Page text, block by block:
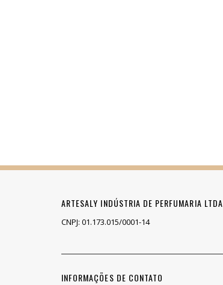
ARTESALY INDÚSTRIA DE PERFUMARIA LTDA
CNPJ: 01.173.015/0001-14
INFORMAÇÕES DE CONTATO